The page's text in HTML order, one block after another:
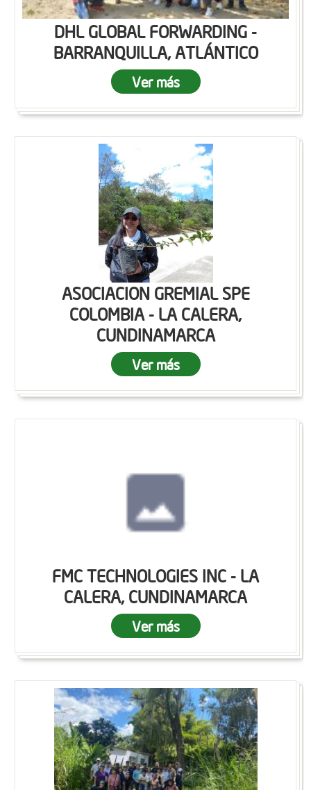
DHL GLOBAL FORWARDING -
BARRANQUILLA, ATLÁNTICO
Ver más
ASOCIACION GREMIAL SPE
COLOMBIA - LA CALERA,
CUNDINAMARCA
Ver más
FMC TECHNOLOGIES INC - LA
CALERA, CUNDINAMARCA
Ver más